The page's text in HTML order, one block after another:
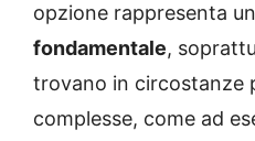
opzione rappresenta un
fondamentale,
trovano in circostanze
complesse, come ad